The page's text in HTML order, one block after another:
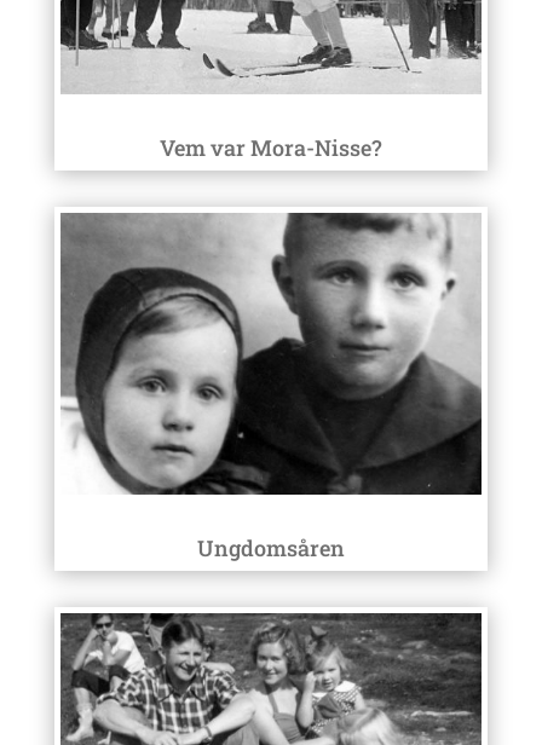
Vem var Mora-Nisse?
Ungdomsåren